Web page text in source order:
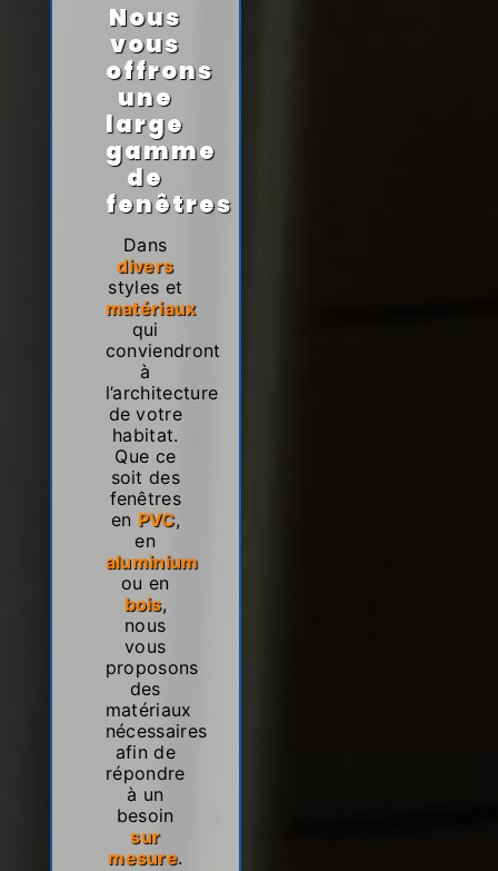
Nous
vous
offrons
une
large
gamme
de
fenêtres
Dans
divers
styles et
matériaux
qui
conviendront
à
l’architecture
de votre
habitat.
Que ce
soit des
fenêtres
en PVC,
en
aluminium
ou en
bois,
nous
vous
proposons
des
matériaux
nécessaires
afin de
répondre
à un
besoin
sur
mesure.